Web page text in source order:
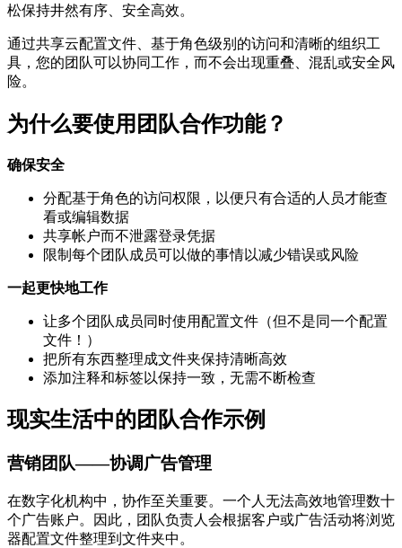
松保持井然有序、安全高效。
通过共享云配置文件、基于角色级别的访问和清晰的组织工
具，您的团队可以协同工作，而不会出现重叠、混乱或安全风
险。
为什么要使用团队合作功能？
确保安全
分配基于角色的访问权限，以便只有合适的人员才能查
看或编辑数据
共享帐户而不泄露登录凭据
限制每个团队成员可以做的事情以减少错误或风险
一起更快地工作
让多个团队成员同时使用配置文件（但不是同一个配置
文件！）
把所有东西整理成文件夹保持清晰高效
添加注释和标签以保持一致，无需不断检查
现实生活中的团队合作示例
营销团队——协调广告管理
在数字化机构中，协作至关重要。一个人无法高效地管理数十
个广告账户。因此，团队负责人会根据客户或广告活动将浏览
器配置文件整理到文件夹中。